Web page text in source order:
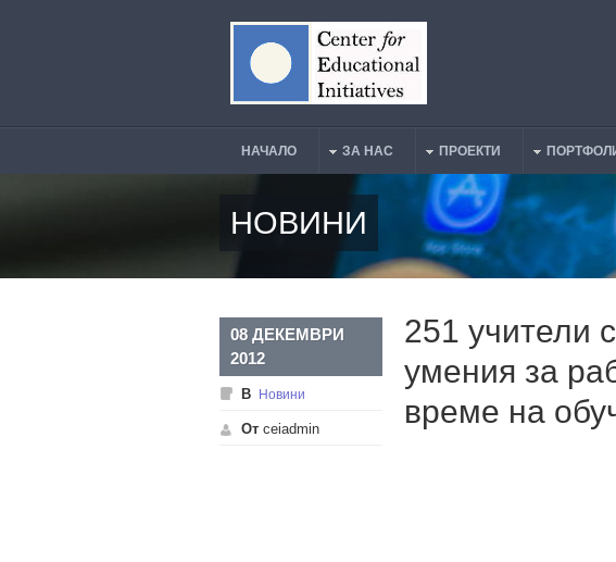
Main Menu
НАЧАЛО ЗА НАС ПРОЕКТИ
НОВИНИ
08 ДЕКЕМВРИ
2012
В Новини
От ceiadmin
251 учители
умения за
време на